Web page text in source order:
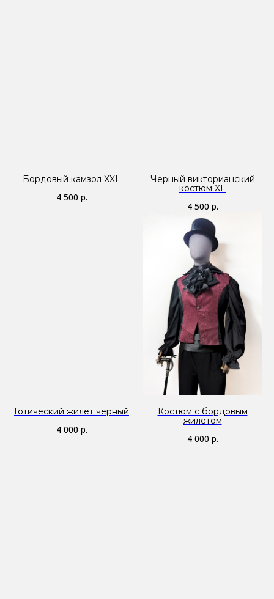
Бордовый камзол XXL
4 500 р.
Черный викторианский
костюм XL
4 500 р.
Готический жилет черный
4 000 р.
Костюм с бордовым
жилетом
4 000 р.